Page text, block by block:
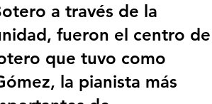
a través de la
fueron el centro de
que tuvo como
la pianista más